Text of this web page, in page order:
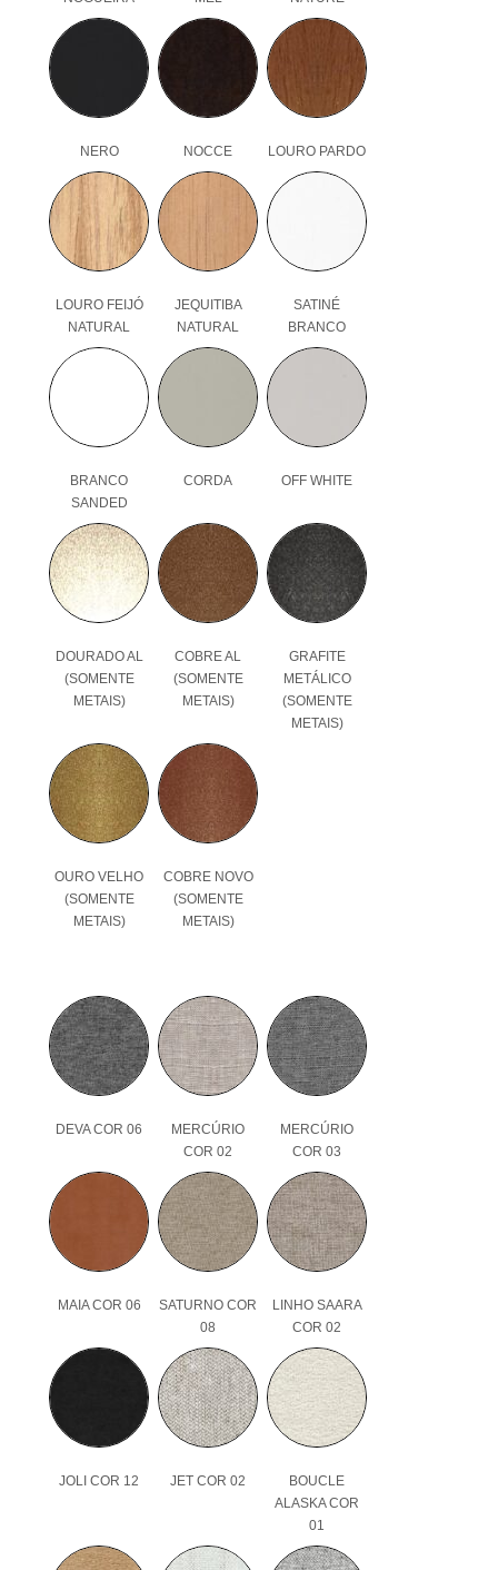
NERO NOCCE LOURO PARDO
LOURO FEIJÓ
NATURAL
JEQUITIBA
NATURAL
SATINÉ
BRANCO
BRANCO
SANDED
CORDA OFF WHITE
DOURADO AL
(SOMENTE
METAIS)
COBRE AL
(SOMENTE
METAIS)
GRAFITE
METÁLICO
(SOMENTE
METAIS)
OURO VELHO
(SOMENTE
METAIS)
COBRE NOVO
(SOMENTE
METAIS)
DEVA COR 06
MERCÚRIO
COR 02
MERCÚRIO
COR 03
MAIA COR 06
SATURNO COR
08
LINHO SAARA
COR 02
JOLI COR 12 JET COR 02
BOUCLE
ALASKA COR
01